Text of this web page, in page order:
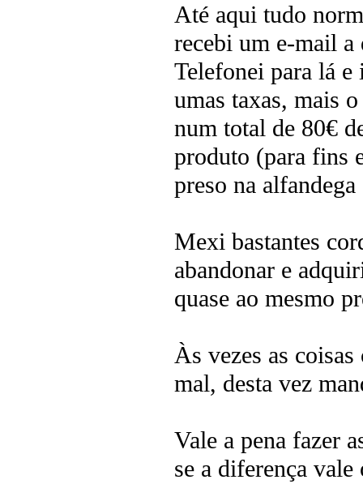
Até aqui tudo
recebi um e-mail a
Telefonei para lá
umas taxas, mais
num total de 80€
produto (para fins
preso na
Mexi bastantes
abandonar e
quase ao mesmo
Às vezes as
mal, desta vez
Vale a pena fazer
se a diferença